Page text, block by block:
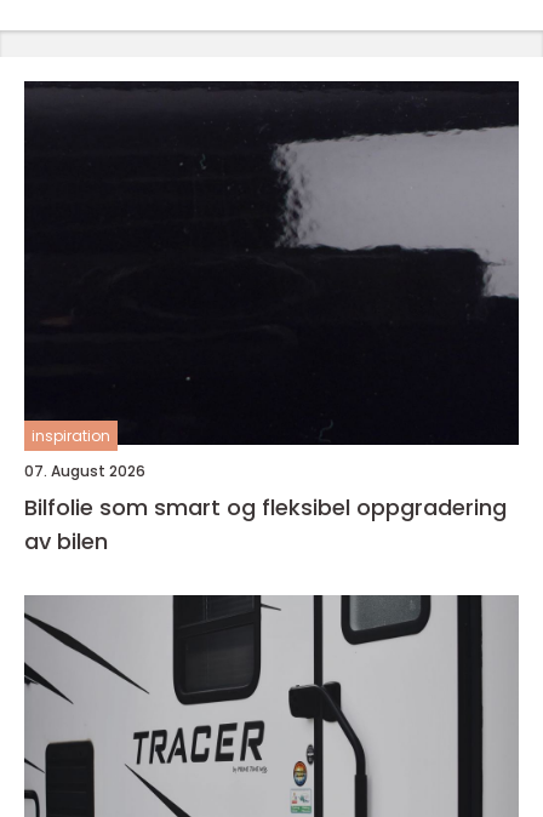
inspiration
07. August 2026
Bilfolie som smart og fleksibel oppgradering
av bilen